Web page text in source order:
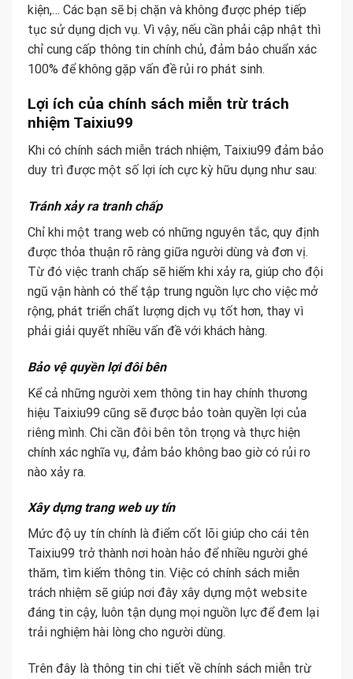
kiện,… Các bạn sẽ bị chặn và không được phép tiếp
tục sử dụng dịch vụ. Vì vậy, nếu cần phải cập nhật thì
chỉ cung cấp thông tin chính chủ, đảm bảo chuẩn xác
100% để không gặp vấn đề rủi ro phát sinh.
Lợi ích của chính sách miễn trừ trách
nhiệm Taixiu99
Khi có chính sách miễn trách nhiệm, Taixiu99 đảm bảo
duy trì được một số lợi ích cực kỳ hữu dụng như sau:
Tránh xảy ra tranh chấp
Chỉ khi một trang web có những nguyên tắc, quy định
được thỏa thuận rõ ràng giữa người dùng và đơn vị.
Từ đó việc tranh chấp sẽ hiếm khi xảy ra, giúp cho đội
ngũ vận hành có thể tập trung nguồn lực cho việc mở
rộng, phát triển chất lượng dịch vụ tốt hơn, thay vì
phải giải quyết nhiều vấn đề với khách hàng.
Bảo vệ quyền lợi đôi bên
Kể cả những người xem thông tin hay chính thương
hiệu Taixiu99 cũng sẽ được bảo toàn quyền lợi của
riêng mình. Chi cần đôi bên tôn trọng và thực hiện
chính xác nghĩa vụ, đảm bảo không bao giờ có rủi ro
nào xảy ra.
Xây dựng trang web uy tín
Mức độ uy tín chính là điểm cốt lõi giúp cho cái tên
Taixiu99 trở thành nơi hoàn hảo để nhiều người ghé
thăm, tìm kiếm thông tin. Việc có chính sách miễn
trách nhiệm sẽ giúp nơi đây xây dựng một website
đáng tin cậy, luôn tận dụng mọi nguồn lực để đem lại
trải nghiệm hài lòng cho người dùng.
Trên đây là thông tin chi tiết về chính sách miễn trừ